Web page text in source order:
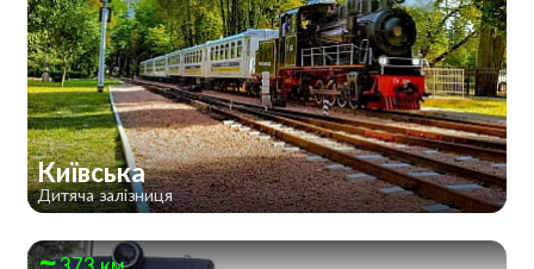
Київська
Дитяча залізниця